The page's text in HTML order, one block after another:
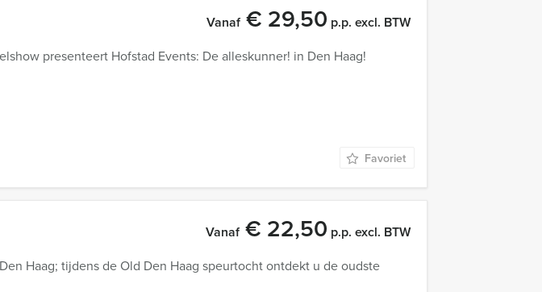
Vanaf€ 29,50 p.p. excl. BTW
presenteert Hofstad Events: De alleskunner! in Den Haag!
Favoriet
Vanaf€ 22,50 p.p. excl. BTW
Haag; tijdens de Old Den Haag speurtocht ontdekt u de oudste